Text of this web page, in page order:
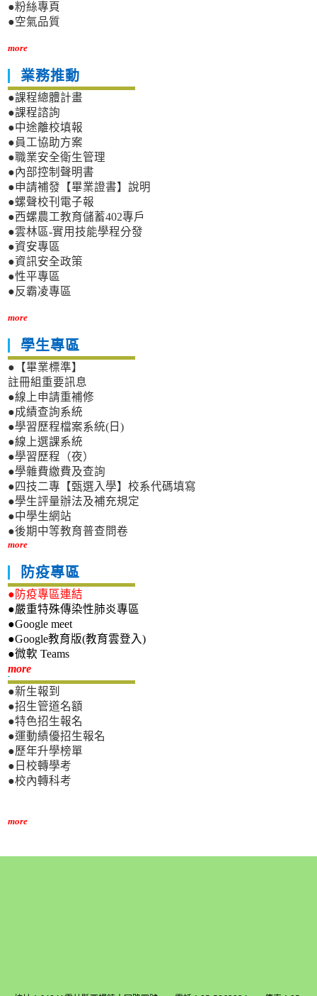
●粉絲專頁
●空氣品質
more
業務推動
●課程總體計畫
●課程諮詢
●中途離校填報
●員工協助方案
●職業安全衛生管理
●內部控制聲明書
●申請補發【畢業證書】說明
●螺聲校刊電子報
●西螺農工教育儲蓄402專戶
●雲林區-實用技能學程分發
●資安專區
●資訊安全政策
●性平專區
●反霸凌專區
more
學生專區
●【畢業標準】
註冊組重要訊息
●線上申請重補修
●成績查詢系統
●學習歷程檔案系統(日)
●線上選課系統
●學習歷程（夜）
●學雜費繳費及查詢
●四技二專【甄選入學】校系代碼填寫
●學生評量辦法及補充規定
●中學生網站
●後期中等教育普查問卷
more
防疫專區
●防疫專區連結
●嚴重特殊傳染性肺炎專區
●Google meet
●Google教育版(教育雲登入)
●微軟 Teams
more新生專區
●新生報到
●招生管道名額
●特色招生報名
●運動績優招生報名
●歷年升學榜單
●日校轉學考
●校內轉科考
more